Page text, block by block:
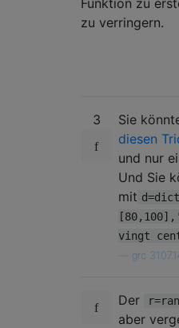
Funktion zu
zu verringern.
3 Sie
diesen
und nur
Und Sie
mit
vingt
grc
Der
aber